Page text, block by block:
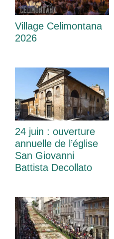
Village Celimontana
2026
24 juin : ouverture
annuelle de l’église
San Giovanni
Battista Decollato